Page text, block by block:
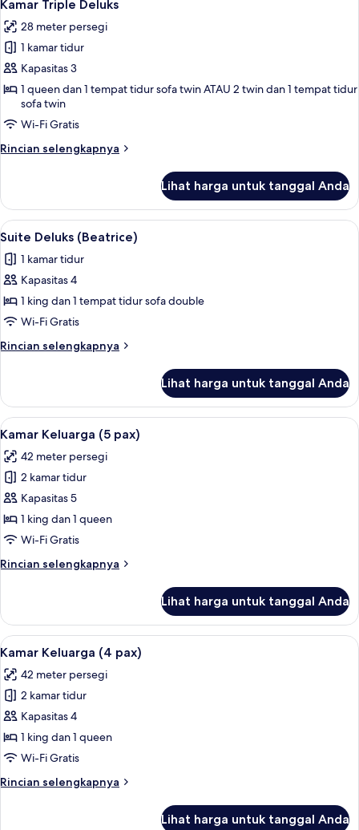
semua
foto
untuk
Kamar
Triple
Deluks
Kamar Triple Deluks
28 meter persegi
1 kamar tidur
Kapasitas 3
1 queen dan 1 tempat tidur sofa twin ATAU 2 twin dan 1 tempat tidur
sofa twin
Wi-Fi Gratis
Rincian selengkapnya
Rincian
Kamar
Triple
Deluks
Lihat harga untuk tanggal Anda
Lihat
semua
foto
untuk
Suite
Deluks
(Beatrice)
Suite Deluks (Beatrice) | Seprai
8
Suite Deluks (Beatrice)
1 kamar tidur
Kapasitas 4
1 king dan 1 tempat tidur sofa double
Wi-Fi Gratis
Rincian selengkapnya
Rincian
Suite
Deluks
(Beatrice)
Lihat harga untuk tanggal Anda
Lihat
semua
foto
untuk
Kamar
Keluarga
(5
Kamar Keluarga (5 pax) | Seprai
8
Kamar Keluarga (5 pax)
42 meter persegi
2 kamar tidur
Kapasitas 5
1 king dan 1 queen
Wi-Fi Gratis
Rincian selengkapnya
Rincian
Kamar
Keluarga
(5
Lihat harga untuk tanggal Anda
Lihat
semua
foto
untuk
Kamar
Keluarga
(4
Kamar Keluarga (4 pax) |
9
Kamar Keluarga (4 pax)
42 meter persegi
2 kamar tidur
Kapasitas 4
1 king dan 1 queen
Wi-Fi Gratis
Rincian selengkapnya
Rincian
Lihat harga untuk tanggal Anda